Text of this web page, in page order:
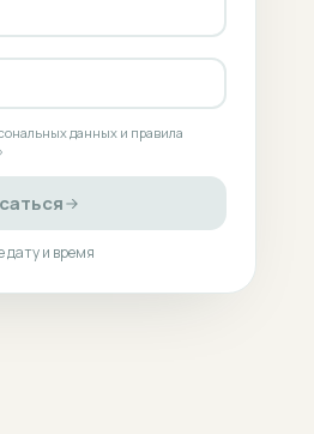
данных и правила
дату и время